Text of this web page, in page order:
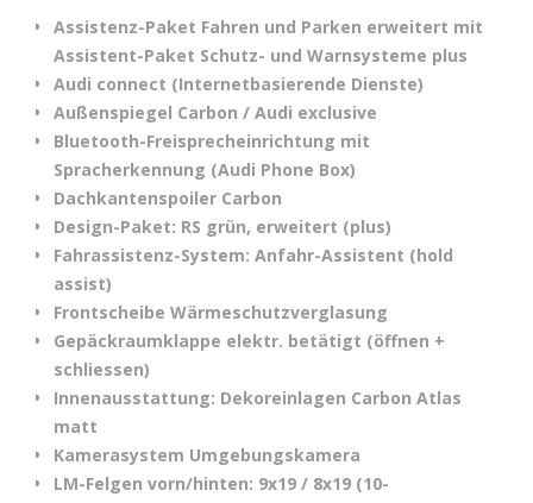
Assistenz-Paket Fahren und Parken erweitert mit
Assistent-Paket Schutz- und Warnsysteme plus
Audi connect (Internetbasierende Dienste)
Außenspiegel Carbon / Audi exclusive
Bluetooth-Freisprecheinrichtung mit
Spracherkennung (Audi Phone Box)
Dachkantenspoiler Carbon
Design-Paket: RS grün, erweitert (plus)
Fahrassistenz-System: Anfahr-Assistent (hold
assist)
Frontscheibe Wärmeschutzverglasung
Gepäckraumklappe elektr. betätigt (öffnen +
schliessen)
Innenausstattung: Dekoreinlagen Carbon Atlas
matt
Kamerasystem Umgebungskamera
LM-Felgen vorn/hinten: 9x19 / 8x19 (10-